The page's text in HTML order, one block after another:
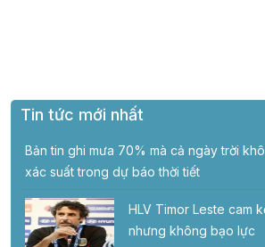
Tin tức mới nhất
Bản tin ghi mưa 70% mà cả ngày trời
xác suất trong dự báo thời tiết
HLV Timor Leste cam
nhưng không bạo lực